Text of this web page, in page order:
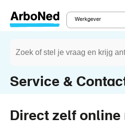
gaan
Main
Werkgever
Kruimelpad
Werkgever
Service &
Direct zelf online